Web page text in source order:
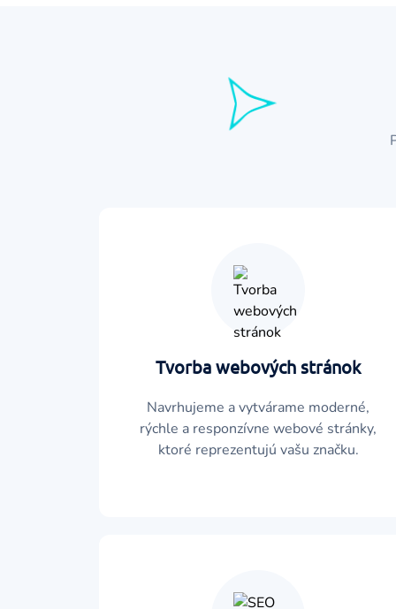
Tvorba webových stránok
Navrhujeme a vytvárame moderné,
rýchle a responzívne webové stránky,
ktoré reprezentujú vašu značku.